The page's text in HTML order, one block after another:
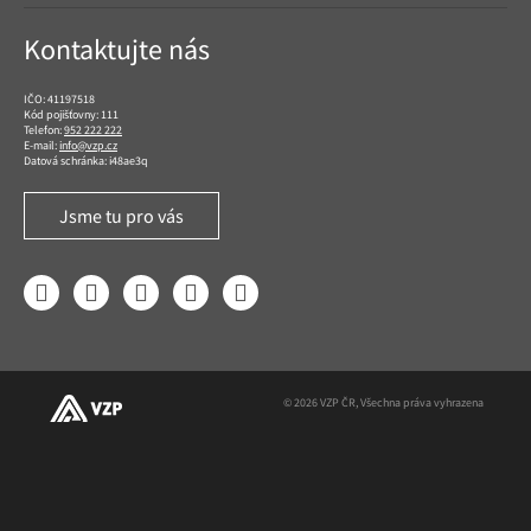
Kontaktujte nás
IČO: 41197518
Kód pojišťovny: 111
Telefon:952 222 222
E-mail:info@vzp.cz
Datová schránka: i48ae3q
Jsme tu pro vás
FacebookLinkedIn YouTube InstagramTwitter
© 2026 VZP ČR, Všechna práva vyhrazena